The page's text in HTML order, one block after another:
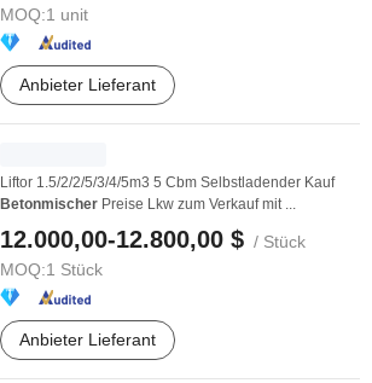
MOQ:1 unit
Anbieter Lieferant
Liftor 1.5/2/2/5/3/4/5m3 5 Cbm Selbstladender Kauf
Betonmischer Preise Lkw zum Verkauf mit ...
12.000,00-12.800,00 $ / Stück
MOQ:1 Stück
Anbieter Lieferant